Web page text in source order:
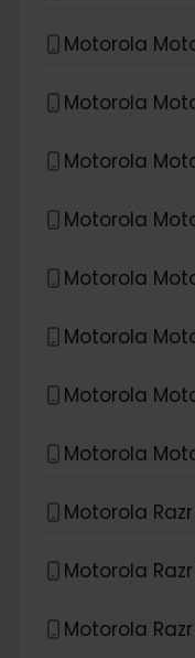
Motorola
Motorola
Motorola
Motorola
Motorola
Motorola
Motorola
Motorola
Motorola Razr
Motorola
Motorola